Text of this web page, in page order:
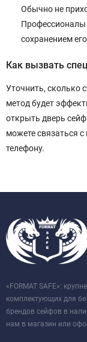
Обычно не
Профессионалы
сохранением
Как вызвать
Уточнить, сколько
метод будет
открыть дверь
можете связаться
телефону.
«FORMAT SAFE»:
комплектующих для
брендов сейфов в
нам в магазин или